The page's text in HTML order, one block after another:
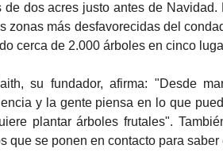
de dos acres justo antes de
zonas más desfavorecidas del
cerca de 2.000 árboles en cinco
su fundador, afirma: "Desde
y la gente piensa en lo que
plantar árboles frutales".
que se ponen en contacto para